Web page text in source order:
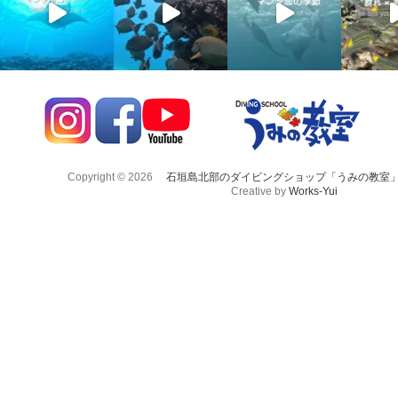
Copyright © 2026
石垣島北部のダイビングショップ「うみの教室
Creative by Works-Yui